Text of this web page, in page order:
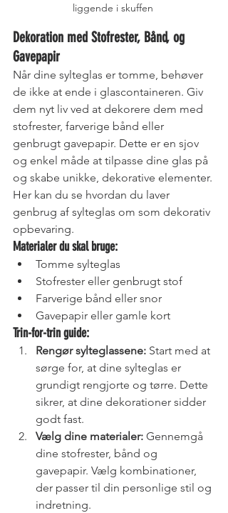
liggende i skuffen
Dekoration med Stofrester, Bånd, og
Gavepapir
Når dine sylteglas er tomme, behøver
de ikke at ende i glascontaineren. Giv
dem nyt liv ved at dekorere dem med
stofrester, farverige bånd eller
genbrugt gavepapir. Dette er en sjov
og enkel måde at tilpasse dine glas på
og skabe unikke, dekorative elementer.
Her kan du se hvordan du laver
genbrug af sylteglas om som dekorativ
opbevaring.
Materialer du skal bruge:
Tomme sylteglas
Stofrester eller genbrugt stof
Farverige bånd eller snor
Gavepapir eller gamle kort
Trin-for-trin guide:
Rengør sylteglassene: Start med at
sørge for, at dine sylteglas er
grundigt rengjorte og tørre. Dette
sikrer, at dine dekorationer sidder
godt fast.
Vælg dine materialer: Gennemgå
dine stofrester, bånd og
gavepapir. Vælg kombinationer,
der passer til din personlige stil og
indretning.